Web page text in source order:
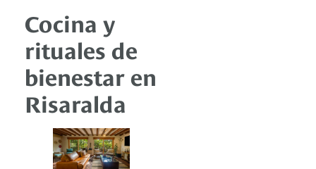
Cocina y
rituales de
bienestar en
Risaralda